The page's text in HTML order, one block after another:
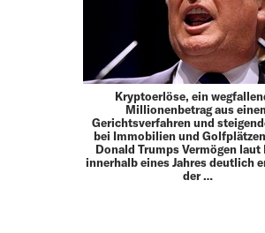
Kryptoerlöse, ein
Millionenbetrag aus
Gerichtsverfahren und
bei Immobilien und
Donald Trumps Vermögen laut
innerhalb eines Jahres deutlich
der …